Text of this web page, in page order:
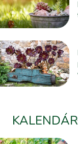
KALENDÁR